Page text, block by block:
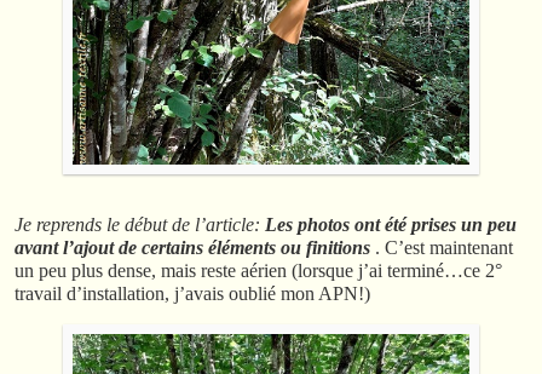
Je reprends le début de l’article: Les photos ont été prises un peu
avant l’ajout de certains éléments ou finitions . C’est maintenant
un peu plus dense, mais reste aérien (lorsque j’ai terminé…ce 2°
travail d’installation, j’avais oublié mon APN!)